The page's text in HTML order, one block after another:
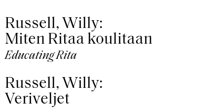
Russell, Willy:
Miten Ritaa koulitaan
Educating Rita
Russell, Willy:
Veriveljet